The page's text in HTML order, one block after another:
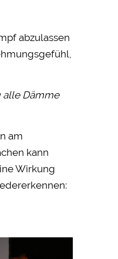
abzulassen
alle Dämme
am
kann
Wirkung